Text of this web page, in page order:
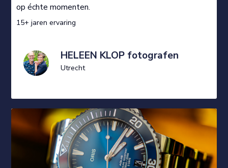
op échte momenten.
15+ jaren ervaring
HELEEN KLOP fotografen
Utrecht